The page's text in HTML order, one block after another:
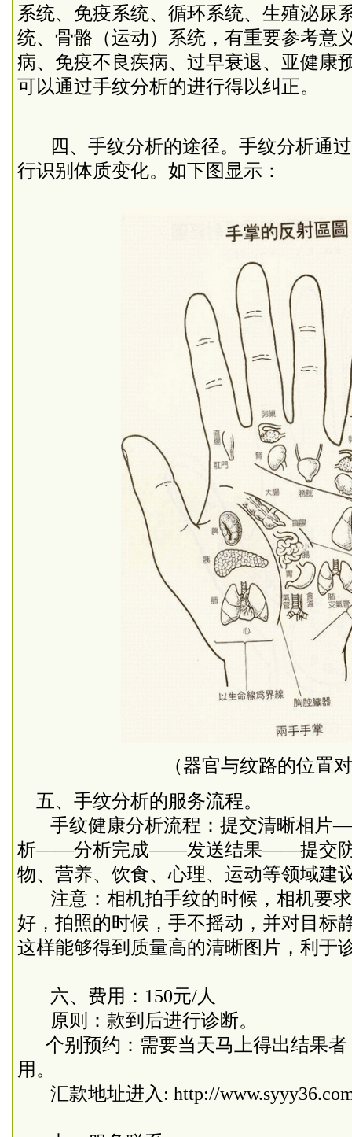
系统、免疫系统、循环系统、生殖泌尿
统、骨骼（运动）系统，有重要参考意
病、免疫不良疾病、过早衰退、亚健康
可以通过手纹分析的进行得以纠正。
四、手纹分析的途径。手纹分析通
行识别体质变化。如下图显示：
（器官与纹路的位置
五、手纹分析的服务流程。
手纹健康分析流程：提交清晰相片
析——分析完成——发送结果——提交
物、营养、饮食、心理、运动等领域建
注意：相机拍手纹的时候，相机要
好，拍照的时候，手不摇动，并对目标
这样能够得到质量高的清晰图片，利于
六、费用： 150元/人
原则：款到后进行诊断。
个别预约：需要当天马上得出结果
用。
汇款地址进入 : http://